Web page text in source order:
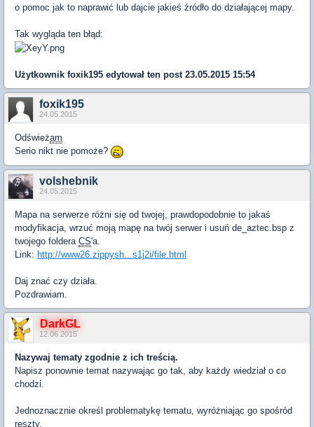
o pomoc jak to naprawić lub dajcie jakieś źródło do działającej mapy.
Tak wygląda ten błąd:
Użytkownik foxik195 edytował ten post 23.05.2015 15:54
foxik195
24.05.2015
Odświeżam
Serio nikt nie pomoże?
volshebnik
24.05.2015
Mapa na serwerze różni się od twojej, prawdopodobnie to jakaś
modyfikacja, wrzuć moją mapę na twój serwer i usuń de_aztec.bsp z
twojego foldera CS'a.
Link: http://www26.zippysh...s1j2i/file.html
Daj znać czy działa.
Pozdrawiam.
DarkGL
12.06.2015
Nazywaj tematy zgodnie z ich treścią.
Napisz ponownie temat nazywając go tak, aby każdy wiedział o co
chodzi.
Jednoznacznie określ problematykę tematu, wyróżniając go spośród
reszty.